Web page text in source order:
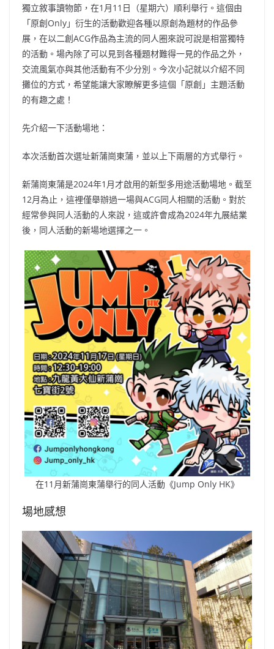
獨立敘事讀物節，在1月11日（星期六）順利舉行。這個由
「原創Only」衍生的活動歡迎各種以原創為題材的作品參
展，在以二創ACG作品為主流的同人圈來說可說是相當獨特
的活動。場內除了可以見到各種題材難得一見的作品之外，
交流風氣亦與其他活動有不少分別。今次小記就以介紹不同
攤位的方式，希望能讓大家瞭解更多這個「原創」主題活動
的有趣之處！
先介紹一下活動場地：
本次活動首次選址新蒲崗東蒲，並以上下兩層的方式舉行。
新蒲崗東蒲是2024年1月才啟用的新型多用途活動場地。截至
12月為止，這裡僅舉辦過一場與ACG同人相關的活動。對於
經常參與同人活動的人來說，這或許會成為2024年九展結業
後，同人活動的新場地選擇之一。
在11月新蒲崗東蒲舉行的同人活動《Jump Only HK》
場地感想